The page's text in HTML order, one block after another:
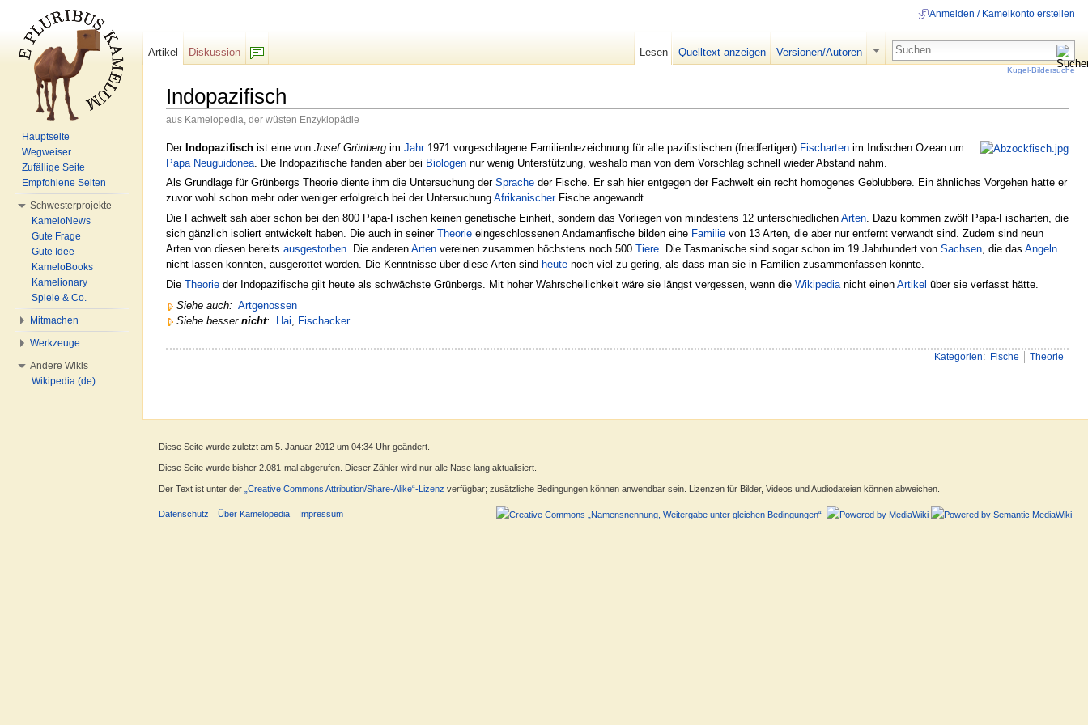
Indopazifisch
aus Kamelopedia, der wüsten Enzyklopädie
Der Indopazifisch ist eine von Josef Grünberg im Jahr1971 vorgeschlagene Familienbezeichnung für alle pazifistischen (friedfertigen) Fischarten im Indischen Ozean um
Papa Neuguidonea . Die Indopazifische fanden aber bei Biologen nur wenig Unterstützung, weshalb man von dem Vorschlag schnell wieder Abstand nahm.
Als Grundlage für Grünbergs Theorie diente ihm die Untersuchung der Sprache der Fische. Er sah hier entgegen der Fachwelt ein recht homogenes Geblubbere. Ein ähnliches Vorgehen hatte er
zuvor wohl schon mehr oder weniger erfolgreich bei der Untersuchung AfrikanischerFische angewandt.
Die Fachwelt sah aber schon bei den 800 Papa-Fischen keinen genetische Einheit, sondern das Vorliegen von mindestens 12 unterschiedlichen Arten. Dazu kommen zwölf Papa-Fischarten, die
sich gänzlich isoliert entwickelt haben. Die auch in seiner Theorie eingeschlossenen Andamanfische bilden eine Familie von 13 Arten, die aber nur entfernt verwandt sind. Zudem sind neun
Arten von diesen bereits ausgestorben. Die anderen Arten vereinen zusammen höchstens noch 500 Tiere. Die Tasmanische sind sogar schon im 19 Jahrhundert von Sachsen, die das Angeln
nicht lassen konnten, ausgerottet worden. Die Kenntnisse über diese Arten sind heute noch viel zu gering, als dass man sie in Familien zusammenfassen könnte.
Die Theorie der Indopazifische gilt heute als schwächste Grünbergs. Mit hoher Wahrscheilichkeit wäre sie längst vergessen, wenn die Wikipedianicht einen Artikel über sie verfasst hätte.
Siehe auch: Artgenossen
Siehe besser nicht: Hai Fischacker
Kategorien: Fische Theorie
Anmelden / Kamelkonto erstellen
Artikel
Diskussion
Lesen Quelltext anzeigen Versionen/Autoren
Kugel-Bildersuche
Hauptseite
Wegweiser
Zufällige Seite
Empfohlene Seiten
Schwesterprojekte
KameloNews
Gute Frage
Gute Idee
KameloBooks
Kamelionary
Spiele & Co.
Mitmachen
Werkzeuge
Andere Wikis
Wikipedia (de)
Diese Seite wurde zuletzt am 5. Januar 2012 um 04:34 Uhr geändert.
Diese Seite wurde bisher 2.081-mal abgerufen. Dieser Zähler wird nur alle Nase lang aktualisiert.
Der Text ist unter der „Creative Commons Attribution/Share-Alike“-Lizenz verfügbar; zusätzliche Bedingungen können anwendbar sein. Lizenzen für Bilder, Videos und Audiodateien können abweichen.
Datenschutz Über Kamelopedia Impressum